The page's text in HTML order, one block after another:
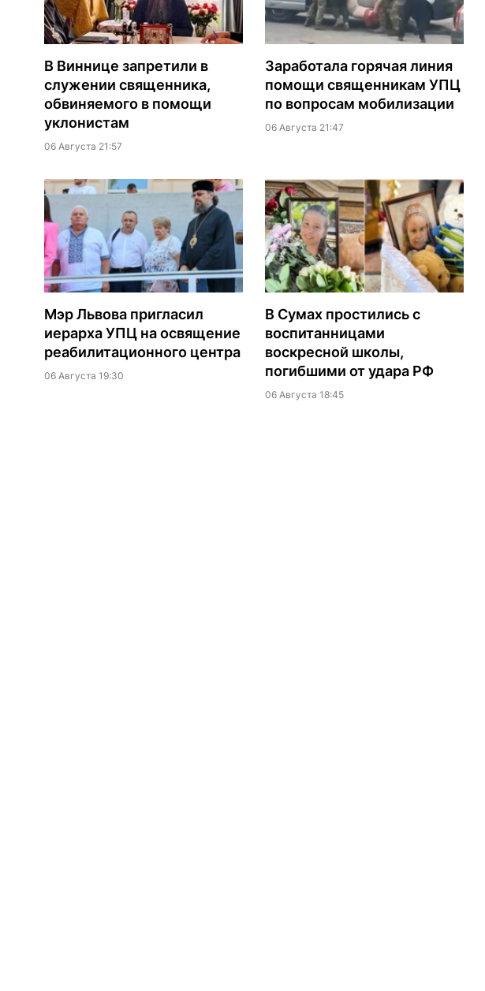
В Виннице запретили в
служении священника,
обвиняемого в помощи
уклонистам
06 Августа 21:57
Заработала горячая линия
помощи священникам УПЦ
по вопросам мобилизации
06 Августа 21:47
Мэр Львова пригласил
иерарха УПЦ на освящение
реабилитационного центра
06 Августа 19:30
В Сумах простились с
воспитанницами
воскресной школы,
погибшими от удара РФ
06 Августа 18:45